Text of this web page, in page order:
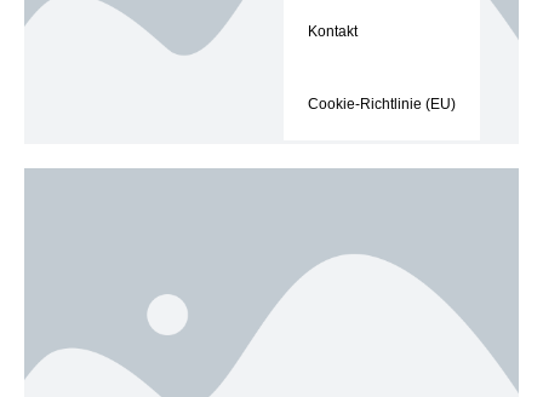
Kontakt
Cookie-Richtlinie (EU)